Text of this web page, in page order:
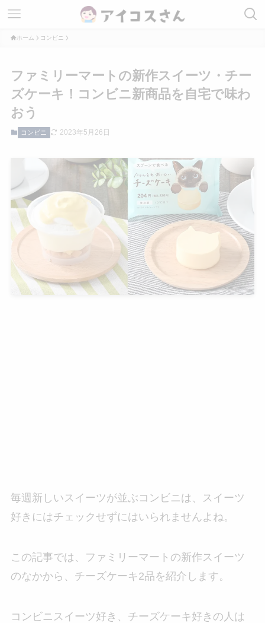
ホーム コンビニ
ファミリーマートの新作スイーツ・チー
ズケーキ！コンビニ新商品を自宅で味わ
おう
コンビニ 2023年5月26日
毎週新しいスイーツが並ぶコンビニは、スイーツ
好きにはチェックせずにはいられませんよね。
この記事では、ファミリーマートの新作スイーツ
のなかから、チーズケーキ2品を紹介します。
コンビニスイーツ好き、チーズケーキ好きの人は